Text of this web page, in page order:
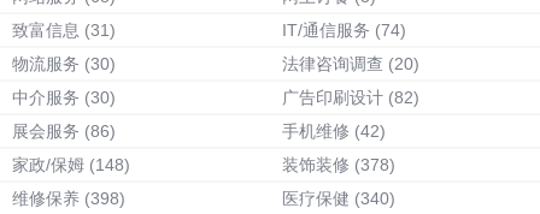
致富信息 (31) IT/通信服务 (74)
物流服务 (30) 法律咨询调查 (20)
中介服务 (30) 广告印刷设计 (82)
展会服务 (86) 手机维修 (42)
家政/保姆 (148) 装饰装修 (378)
维修保养 (398) 医疗保健 (340)